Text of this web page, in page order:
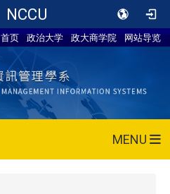
NCCU
首页 政治大学 政大商学院 网站导览
MENU